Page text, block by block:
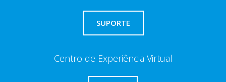
SUPORTE
Centro de Experiência Virtual